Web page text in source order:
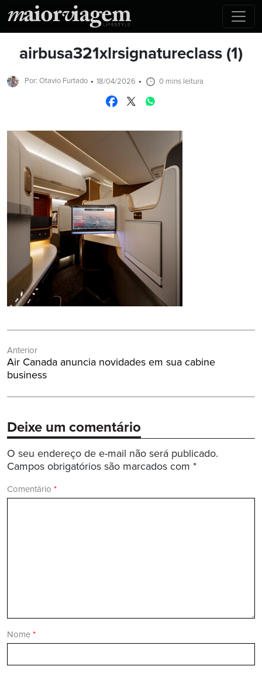
airbusa321xlrsignatureclass (1)
Por: Otavio Furtado 18/04/2026 0 mins leitura
de
Post
Anterior
Post
Anterior:
Air Canada anuncia novidades em sua cabine
business
Deixe um comentário
O seu endereço de e-mail não será publicado.
Campos obrigatórios são marcados com *
Comentário *
Nome *